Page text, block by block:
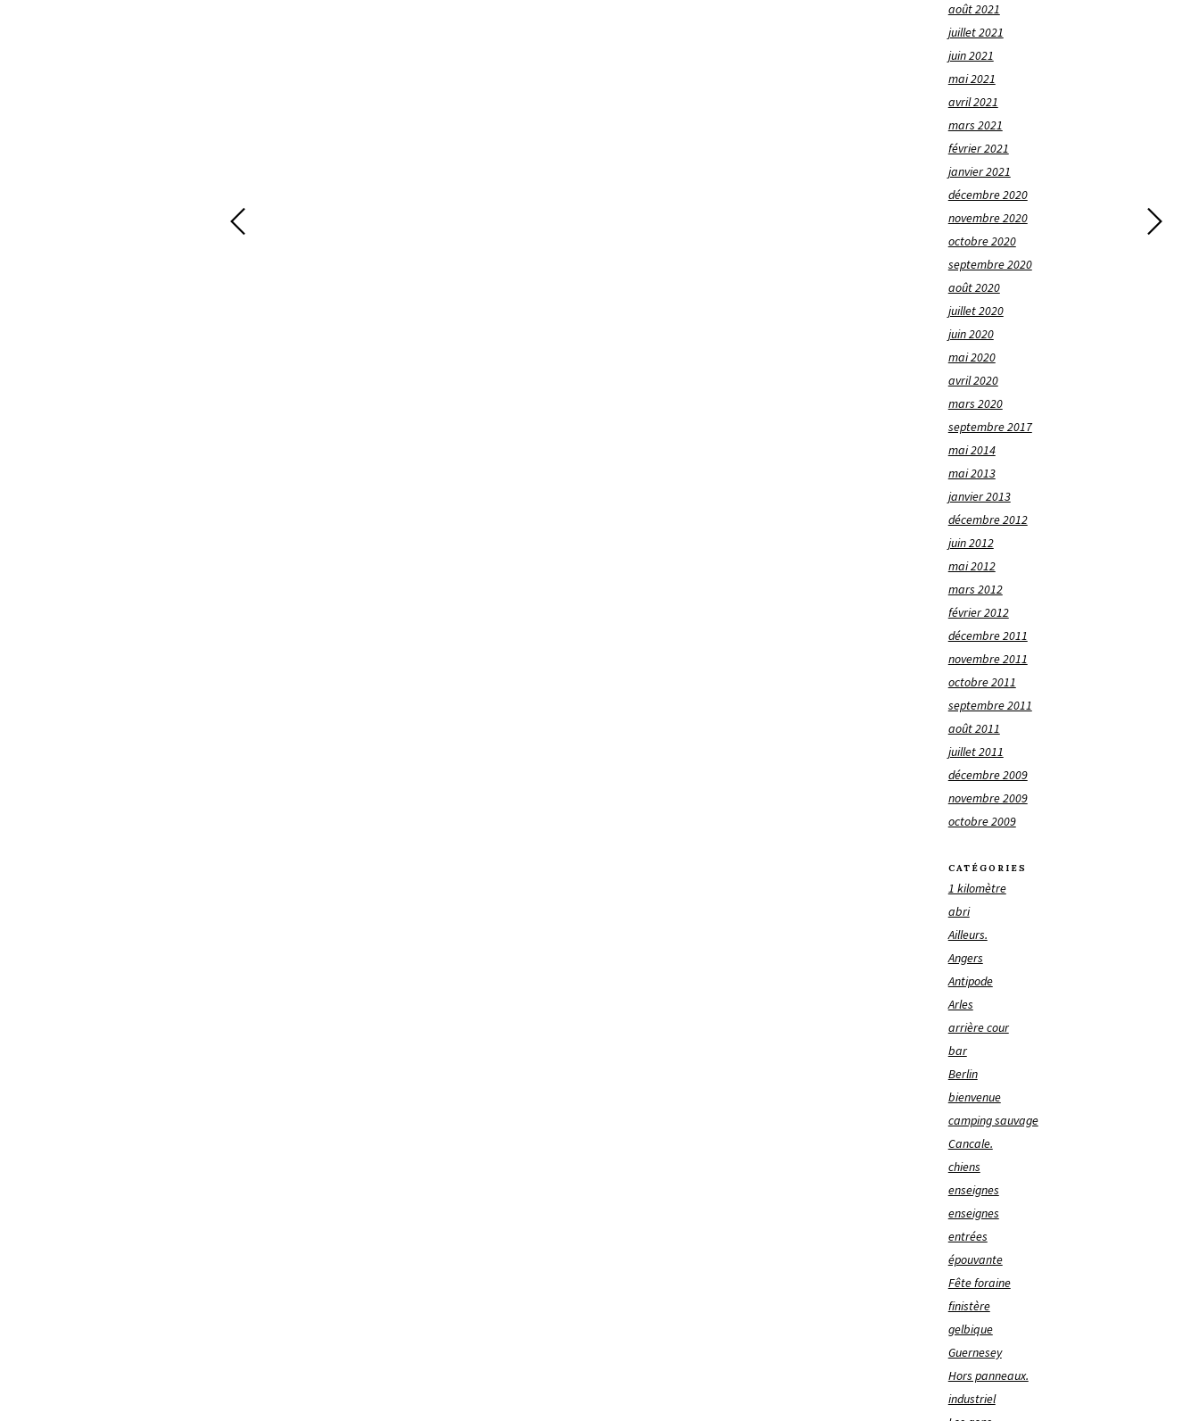
août 2021
juillet 2021
juin 2021
mai 2021
avril 2021
mars 2021
février 2021
janvier 2021
décembre 2020
novembre 2020
octobre 2020
septembre 2020
août 2020
juillet 2020
juin 2020
mai 2020
avril 2020
mars 2020
septembre 2017
mai 2014
mai 2013
janvier 2013
décembre 2012
juin 2012
mai 2012
mars 2012
février 2012
décembre 2011
novembre 2011
octobre 2011
septembre 2011
août 2011
juillet 2011
décembre 2009
novembre 2009
octobre 2009
CATÉGORIES
1 kilomètre
abri
Ailleurs.
Angers
Antipode
Arles
arrière cour
bar
Berlin
bienvenue
camping sauvage
Cancale.
chiens
enseignes
enseignes
entrées
épouvante
Fête foraine
finistère
gelbique
Guernesey
Hors panneaux.
industriel